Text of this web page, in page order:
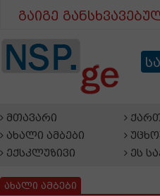
გაიგე
მთავარი
ახალი ამბები
ექსკლუზივი
ეს
ახალი ამბები